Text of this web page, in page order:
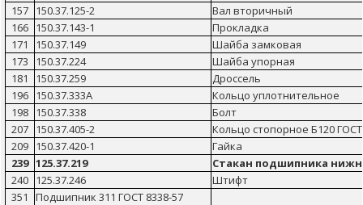
157 150.37.125-2
Вал вторичный
166 150.37.143-1
Прокладка
171
150.37.149
Шайба замковая
173
150.37.224
Шайба упорная
181
150.37.259
Дроссель
196 150.37.333А
Кольцо уплотнительное
198 150.37.338
Болт
207 150.37.405-2
Кольцо стопорное Б120 ГОСТ
209 150.37.420-1
Гайка
239 125.37.219
Стакан подшипника
240 125.37.246
Штифт
351
Подшипник 311 ГОСТ 8338-57